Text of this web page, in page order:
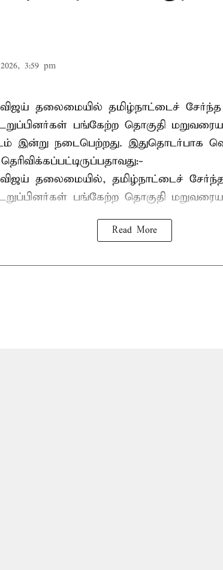
3:59 pm
தலைமையில் தமிழ்நாட்டைச்
பங்கேற்ற தொகுதி
இன்று நடைபெற்றது. இதுதொடர்பாக
தலைமையில், தமிழ்நாட்டைச்
பங்கேற்ற தொகுதி
Read More